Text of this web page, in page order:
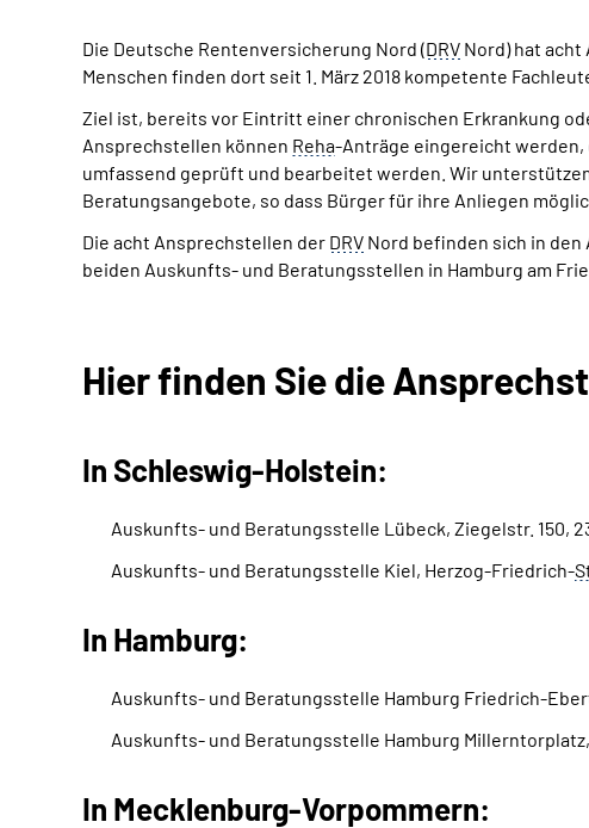
Die Deutsche Rentenversicherung Nord (DRV Nord) hat
Menschen finden dort seit 1. März 2018 kompetente
Ziel ist, bereits vor Eintritt einer chronischen Erkrankung
Ansprechstellen können Reha-Anträge eingereicht werden,
umfassend geprüft und bearbeitet werden. Wir
Beratungsangebote, so dass Bürger für ihre Anliegen
Die acht Ansprechstellen der DRV Nord befinden sich in
beiden Auskunfts- und Beratungsstellen in Hamburg am
Hier finden Sie die
In Schleswig-Holstein:
Auskunfts- und Beratungsstelle Lübeck, Ziegelstr. 150,
Auskunfts- und Beratungsstelle Kiel, Herzog-Friedrich-
In Hamburg:
Auskunfts- und Beratungsstelle Hamburg Friedrich-
Auskunfts- und Beratungsstelle Hamburg
In Mecklenburg-Vorpommern: